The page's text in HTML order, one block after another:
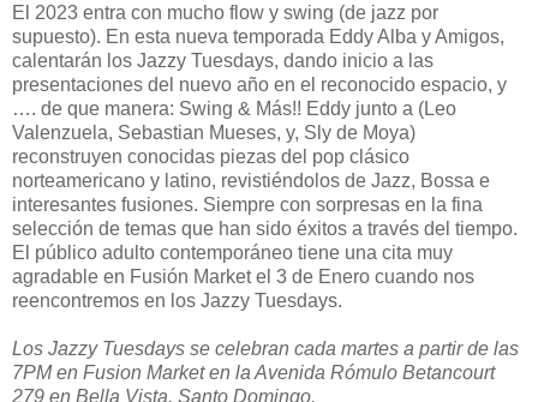
El 2023 entra con mucho flow y swing (de jazz por
supuesto). En esta nueva temporada Eddy Alba y Amigos,
calentarán los Jazzy Tuesdays, dando inicio a las
presentaciones del nuevo año en el reconocido espacio, y
…. de que manera: Swing & Más!! Eddy junto a (Leo
Valenzuela, Sebastian Mueses, y, Sly de Moya)
reconstruyen conocidas piezas del pop clásico
norteamericano y latino, revistiéndolos de Jazz, Bossa e
interesantes fusiones. Siempre con sorpresas en la fina
selección de temas que han sido éxitos a través del tiempo.
El público adulto contemporáneo tiene una cita muy
agradable en Fusión Market el 3 de Enero cuando nos
reencontremos en los Jazzy Tuesdays.
Los Jazzy Tuesdays se celebran cada martes a partir de las
7PM en Fusion Market en la Avenida Rómulo Betancourt
279 en Bella Vista, Santo Domingo.